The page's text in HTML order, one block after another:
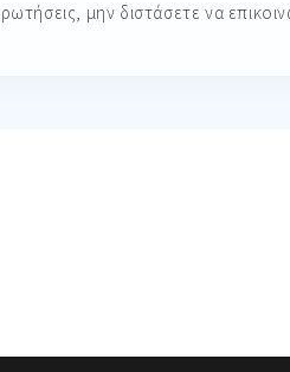
μην διστάσετε να